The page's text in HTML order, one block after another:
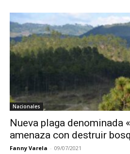
Nacionales
Nueva plaga denominada
amenaza con destruir
Fanny Varela - 09/07/2021